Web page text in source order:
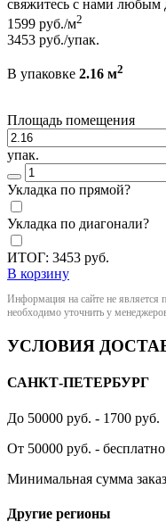
свяжитесь с нами любым
1599 руб./м2
3453 руб./упак.
В упаковке 2.16 м2
Площадь помещения
упак.
Укладка по прямой?
Укладка по диагонали?
ИТОГ: 3453 руб.
В корзину
Информация на сайте не является
необходимо уточнить у
УСЛОВИЯ
САНКТ-ПЕТЕРБУРГ
До 50000 руб. - 1700 руб.
От 50000 руб. -
Минимальная сумма
Другие регионы